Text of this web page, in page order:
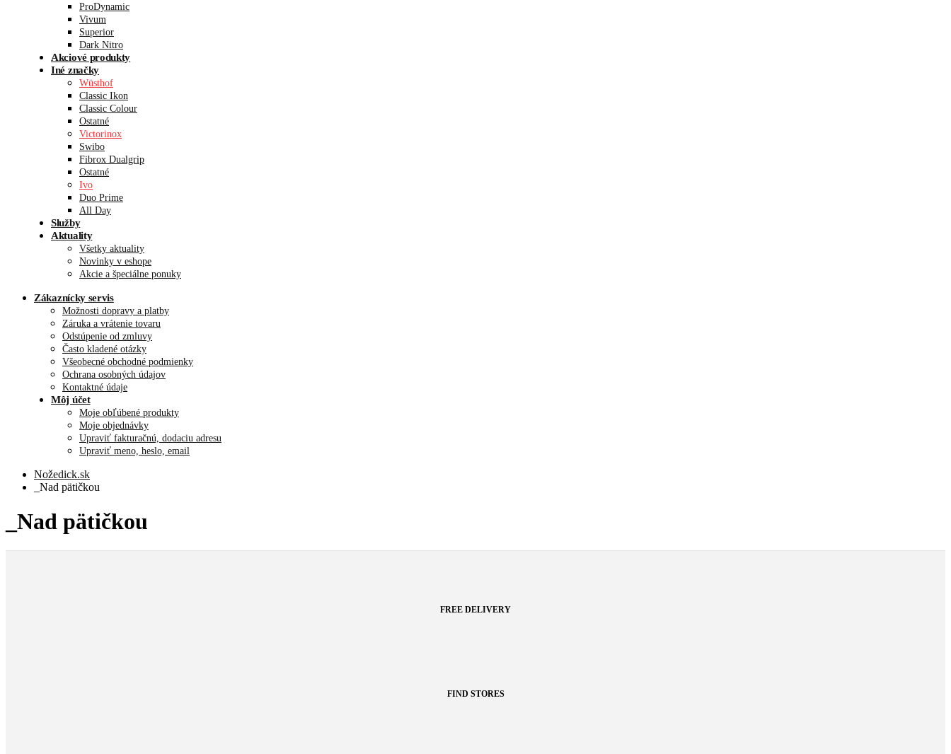
ProDynamic
Vivum
Superior
Dark Nitro
Akciové produkty
Iné značky
Wüsthof
Classic Ikon
Classic Colour
Ostatné
Victorinox
Swibo
Fibrox Dualgrip
Ostatné
Ivo
Duo Prime
All Day
Služby
Aktuality
Všetky aktuality
Novinky v eshope
Akcie a špeciálne ponuky
Zákaznícky servis
Možnosti dopravy a platby
Záruka a vrátenie tovaru
Odstúpenie od zmluvy
Často kladené otázky
Všeobecné obchodné podmienky
Ochrana osobných údajov
Kontaktné údaje
Môj účet
Moje obľúbené produkty
Moje objednávky
Upraviť fakturačnú, dodaciu adresu
Upraviť meno, heslo, email
Nožedick.sk
_Nad pätičkou
_Nad pätičkou
FREE DELIVERY
FIND STORES